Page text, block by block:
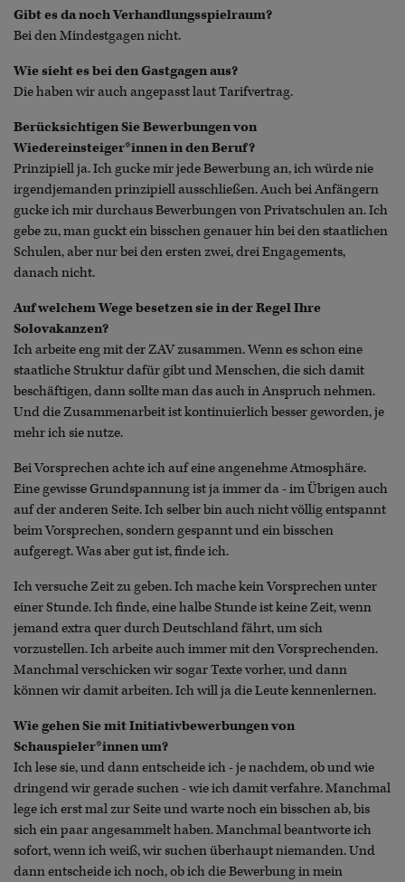
Gibt es da noch Verhandlungsspielraum?
Bei den Mindestgagen nicht.
Wie sieht es bei den Gastgagen aus?
Die haben wir auch angepasst laut Tarifvertrag.
Berücksichtigen Sie Bewerbungen von
Wiedereinsteiger*innen in den Beruf?
Prinzipiell ja. Ich gucke mir jede Bewerbung an, ich würde nie
irgendjemanden prinzipiell ausschließen. Auch bei Anfängern
gucke ich mir durchaus Bewerbungen von Privatschulen an. Ich
gebe zu, man guckt ein bisschen genauer hin bei den staatlichen
Schulen, aber nur bei den ersten zwei, drei Engagements,
danach nicht.
Auf welchem Wege besetzen sie in der Regel Ihre
Solovakanzen?
Ich arbeite eng mit der ZAV zusammen. Wenn es schon eine
staatliche Struktur dafür gibt und Menschen, die sich damit
beschäftigen, dann sollte man das auch in Anspruch nehmen.
Und die Zusammenarbeit ist kontinuierlich besser geworden, je
mehr ich sie nutze.
Bei Vorsprechen achte ich auf eine angenehme Atmosphäre.
Eine gewisse Grundspannung ist ja immer da - im Übrigen auch
auf der anderen Seite. Ich selber bin auch nicht völlig entspannt
beim Vorsprechen, sondern gespannt und ein bisschen
aufgeregt. Was aber gut ist, finde ich.
Ich versuche Zeit zu geben. Ich mache kein Vorsprechen unter
einer Stunde. Ich finde, eine halbe Stunde ist keine Zeit, wenn
jemand extra quer durch Deutschland fährt, um sich
vorzustellen. Ich arbeite auch immer mit den Vorsprechenden.
Manchmal verschicken wir sogar Texte vorher, und dann
können wir damit arbeiten. Ich will ja die Leute kennenlernen.
Wie gehen Sie mit Initiativbewerbungen von
Schauspieler*innen um?
Ich lese sie, und dann entscheide ich - je nachdem, ob und wie
dringend wir gerade suchen - wie ich damit verfahre. Manchmal
lege ich erst mal zur Seite und warte noch ein bisschen ab, bis
sich ein paar angesammelt haben. Manchmal beantworte ich
sofort, wenn ich weiß, wir suchen überhaupt niemanden. Und
dann entscheide ich noch, ob ich die Bewerbung in mein